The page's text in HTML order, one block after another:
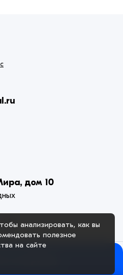
дом 10
официальный сайт. Сайт
файлы и другие технологии,
анализировать, как вы
полезное
на сайте